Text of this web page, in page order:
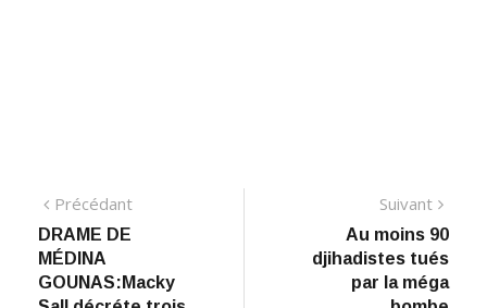
Navigation
de
l’article
PrécédantPrécédant:
DRAME DE
MÉDINA
GOUNAS:Macky
Suivant
Au moins 90
djihadistes tués
par la méga